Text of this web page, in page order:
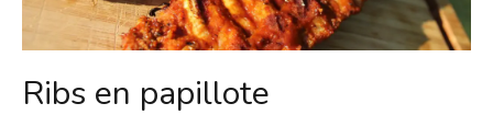
Ribs en papillote